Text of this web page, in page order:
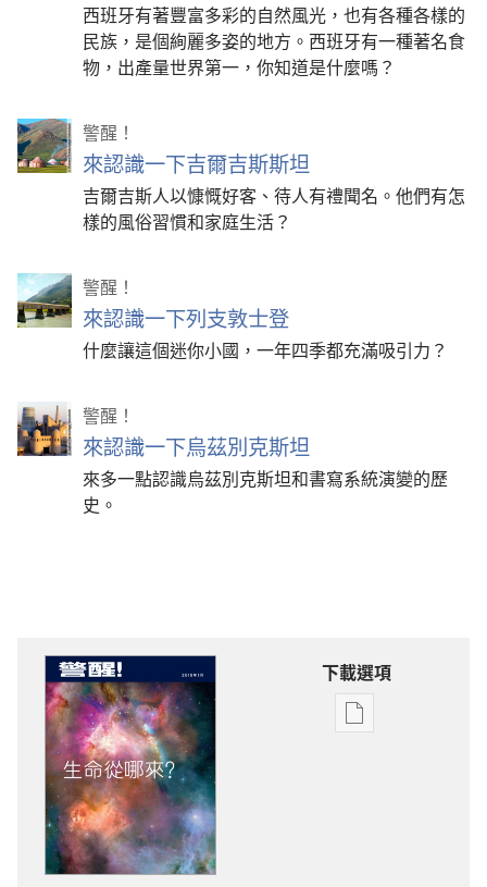
西班牙有著豐富多彩的自然風光，也有各種各樣的
民族，是個絢麗多姿的地方。西班牙有一種著名食
物，出產量世界第一，你知道是什麼嗎？
警醒！
來認識一下吉爾吉斯斯坦
吉爾吉斯人以慷慨好客、待人有禮聞名。他們有怎
樣的風俗習慣和家庭生活？
警醒！
來認識一下列支敦士登
什麼讓這個迷你小國，一年四季都充滿吸引力？
警醒！
來認識一下烏茲別克斯坦
來多一點認識烏茲別克斯坦和書寫系統演變的歷
史。
下載選項
電